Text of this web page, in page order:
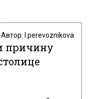
Автор: l.perevoznikova
причину